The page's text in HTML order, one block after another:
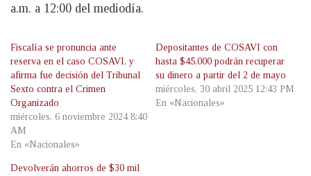
a.m. a 12:00 del mediodía.
Fiscalía se pronuncia ante
reserva en el caso COSAVI, y
afirma fue decisión del Tribunal
Sexto contra el Crimen
Organizado
miércoles, 6 noviembre 2024 8:40
AM
En «Nacionales»
Depositantes de COSAVI con
hasta $45,000 podrán recuperar
su dinero a partir del 2 de mayo
miércoles, 30 abril 2025 12:43 PM
En «Nacionales»
Devolverán ahorros de $30 mil